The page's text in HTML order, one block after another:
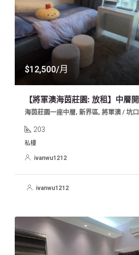
$12,500/月
海茵莊園一座中層, 新界區, 將軍澳 / 坑口
203
私樓
ivanwu1212
ivanwu1212